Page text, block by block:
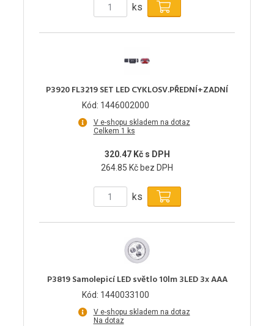
ks
P3920 FL3219 SET LED CYKLOSV.PŘEDNÍ+ZADNÍ
Kód: 1446002000
V e-shopu skladem na dotaz
Celkem 1 ks
320.47 Kč s DPH
264.85 Kč bez DPH
ks
P3819 Samolepicí LED světlo 10lm 3LED 3x AAA
Kód: 1440033100
V e-shopu skladem na dotaz
Na dotaz